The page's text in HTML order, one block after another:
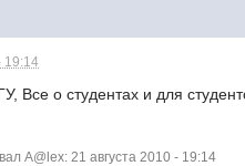
19:14
Все о студентах и для
A@lex: 21 августа 2010 - 19:14